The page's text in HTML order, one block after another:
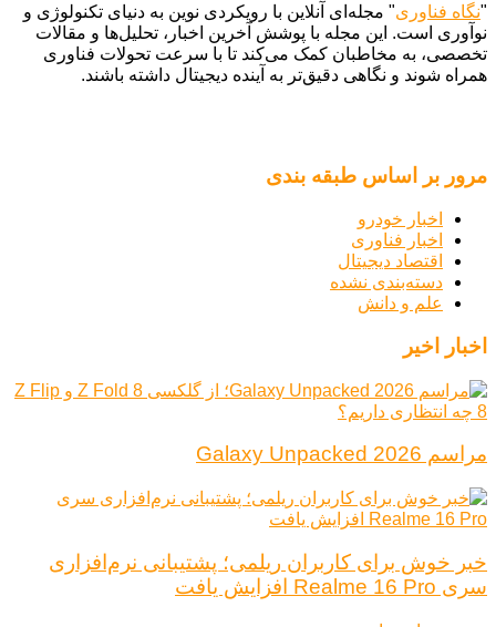
"نگاه فناوری" مجله‌ای آنلاین با رویکردی نوین به دنیای تکنولوژی و
نوآوری است. این مجله با پوشش آخرین اخبار، تحلیل‌ها و مقالات
تخصصی، به مخاطبان کمک می‌کند تا با سرعت تحولات فناوری
همراه شوند و نگاهی دقیق‌تر به آینده دیجیتال داشته باشند.
مرور بر اساس طبقه بندی
اخبار خودرو
اخبار فناوری
اقتصاد دیجیتال
دسته‌بندی نشده
علم و دانش
اخبار اخیر
مراسم Galaxy Unpacked 2026
خبر خوش برای کاربران ریلمی؛ پشتیبانی نرم‌افزاری
سری Realme 16 Pro افزایش یافت